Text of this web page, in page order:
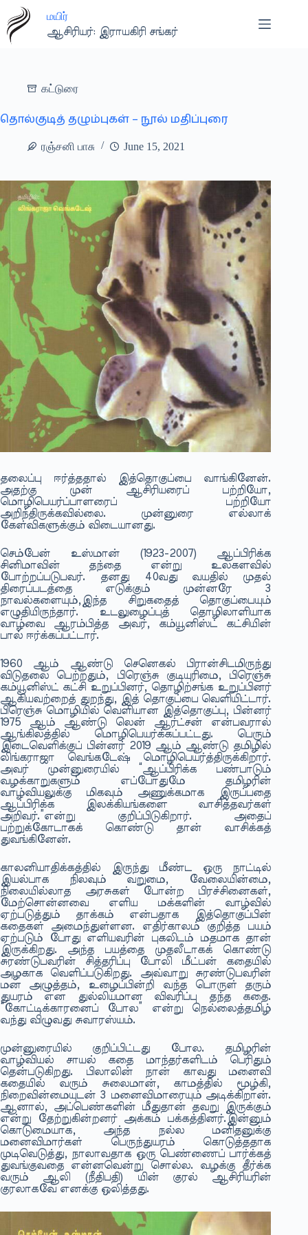
content
மயிர்
ஆசிரியர்: இராயகிரி சங்கர்
கட்டுரை
தொல்குடித் தழும்புகள் – நூல் மதிப்புரை
ரஞ்சனி பாசு June 15, 2021
தலைப்பு ஈர்த்ததால் இத்தொகுப்பை வாங்கினேன்.
அதற்கு முன் ஆசிரியரைப் பற்றியோ,
மொழிபெயர்ப்பாளரைப் பற்றியோ
அறிந்திருக்கவில்லை. முன்னுரை எல்லாக்
கேள்விகளுக்கும் விடையானது.
செம்பேன் உஸ்மான் (1923-2007) ஆப்பிரிக்க
சினிமாவின் தந்தை என்று உலகளவில்
போற்றப்படுபவர். தனது 40வது வயதில் முதல்
திரைப்படத்தை எடுக்கும் முன்னரே 3
நாவல்களையும்,இந்த சிறுகதைத் தொகுப்பையும்
எழுதியிருந்தார். உடலுழைப்புத் தொழிலாளியாக
வாழ்வை ஆரம்பித்த அவர், கம்யூனிஸ்ட் கட்சியின்
பால் ஈர்க்கப்பட்டார்.
1960 ஆம் ஆண்டு செனெகல் பிரான்சிடமிருந்து
விடுதலை பெற்றதும், பிரெஞ்சு குடியுரிமை, பிரெஞ்சு
கம்யூனிஸ்ட் கட்சி உறுப்பினர், தொழிற்சங்க உறுப்பினர்
ஆகியவற்றைத் துறந்து, இத் தொகுப்பை வெளியிட்டார்.
பிரெஞ்சு மொழியில் வெளியான இத்தொகுப்பு, பின்னர்
1975 ஆம் ஆண்டு லென் ஆர்ட்சன் என்பவரால்
ஆங்கிலத்தில் மொழிபெயர்க்கப்பட்டது. பெரும்
இடைவெளிக்குப் பின்னர் 2019 ஆம் ஆண்டு தமிழில்
லிங்கராஜா வெங்கடேஷ் மொழிபெயர்த்திருக்கிறார்.
அவர் முன்னுரையில் “ஆப்பிரிக்க பண்பாடும்
வழக்காறுகளும் எப்போதுமே தமிழரின்
வாழ்வியலுக்கு மிகவும் அணுக்கமாக இருப்பதை
ஆப்பிரிக்க இலக்கியங்களை வாசித்தவர்கள்
அறிவர்.”என்று குறிப்பிடுகிறார். அதைப்
பற்றுக்கோடாகக் கொண்டு தான் வாசிக்கத்
துவங்கினேன்.
காலனியாதிக்கத்தில் இருந்து மீண்ட ஒரு நாட்டில்
இயல்பாக நிலவும் வறுமை, வேலையின்மை,
நிலையில்லாத அரசுகள் போன்ற பிரச்சினைகள்,
மேற்சொன்னவை எளிய மக்களின் வாழ்வில்
ஏற்படுத்தும் தாக்கம் என்பதாக இத்தொகுப்பின்
கதைகள் அமைந்துள்ளன. எதிர்காலம் குறித்த பயம்
ஏற்படும் போது எளியவரின் புகலிடம் மதமாக தான்
இருக்கிறது. அந்த பயத்தை முதலீடாகக் கொண்டு
சுரண்டுபவரின் சித்தரிப்பு போலி மீட்பன் கதையில்
அழகாக வெளிப்படுகிறது. அவ்வாறு சுரண்டுபவரின்
மன அழுத்தம், உழைப்பின்றி வந்த பொருள் தரும்
துயரம் என துல்லியமான விவரிப்பு தந்த கதை.
“கோட்டிக்காரனைப் போல” என்று நெல்லைத்தமிழ்
வந்து விழுவது சுவாரஸ்யம்.
முன்னுரையில் குறிப்பிட்டது போல. தமிழரின்
வாழ்வியல் சாயல் கதை மாந்தர்களிடம் பெரிதும்
தென்படுகிறது. பிலாலின் நான் காவது மனைவி
கதையில் வரும் சுலைமான், காமத்தில் மூழ்கி,
நிறைவின்மையுடன் 3 மனைவிமாரையும் அடிக்கிறான்.
ஆனால், அப்பெண்களின் மீதுதான் தவறு இருக்கும்
என்று தேற்றுகின்றனர் அக்கம் பக்கத்தினர்.இன்னும்
கொடுமையாக, அந்த நல்ல மனிதனுக்கு
மனைவிமார்கள் பெருந்துயரம் கொடுத்ததாக
முடிவெடுத்து, நாலாவதாக ஒரு பெண்ணைப் பார்க்கத்
துவங்குவதை என்னவென்று சொல்ல. வழக்கு தீர்க்க
வரும் ஆலி (நீதிபதி) யின் குரல் ஆசிரியரின்
குரலாகவே எனக்கு ஒலித்தது.